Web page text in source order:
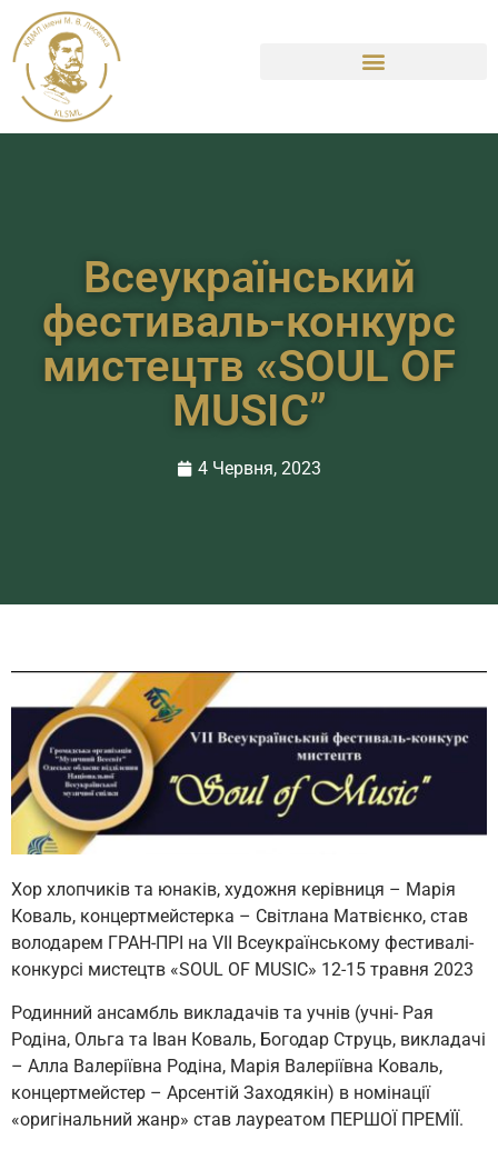
Всеукраїнський
фестиваль-конкурс
мистецтв «SOUL OF
MUSIC”
4 Червня, 2023
Хор хлопчиків та юнаків, художня керівниця – Марія
Коваль, концертмейстерка – Світлана Матвієнко, став
володарем ГРАН-ПРІ на VII Всеукраїнському фестивалі-
конкурсі мистецтв «SOUL OF MUSIC» 12-15 травня 2023
Родинний ансамбль викладачів та учнів (учні- Рая
Родіна, Ольга та Іван Коваль, Богодар Струць, викладачі
– Алла Валеріївна Родіна, Марія Валеріївна Коваль,
концертмейстер – Арсентій Заходякін) в номінації
«оригінальний жанр» став лауреатом ПЕРШОЇ ПРЕМЇЇ.